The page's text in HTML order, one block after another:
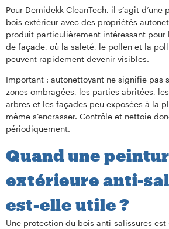
Pour Demidekk CleanTech, il s’agit
bois extérieur avec des propriétés
produit particulièrement intéressant pour
de façade, où la saleté, le pollen et la
peuvent rapidement devenir visibles.
Important : autonettoyant ne signifie pas
zones ombragées, les parties abritées,
arbres et les façades peu exposées à la
même s’encrasser. Contrôle et nettoie
périodiquement.
Quand une
extérieure anti-
est-elle utile ?
Une protection du bois anti-salissures